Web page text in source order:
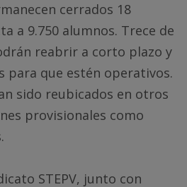
cerrados 18
a 9.750 alumnos. Trece de
reabrir a corto plazo y
para que estén operativos.
sido reubicados en otros
provisionales como
STEPV, junto con